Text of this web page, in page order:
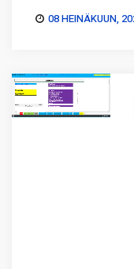
08 HEINÄKUUN,